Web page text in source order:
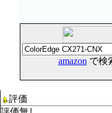
amazon で検
評価